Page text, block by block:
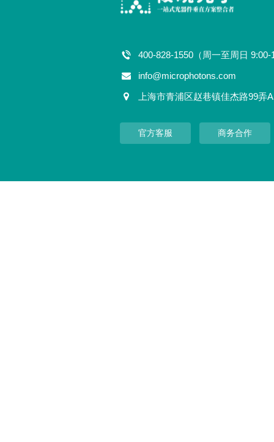
400-828-1550（周一至周日 9:00-
info@microphotons.com
上海市青浦区赵巷镇佳杰路99弄
官方客服 商务合作